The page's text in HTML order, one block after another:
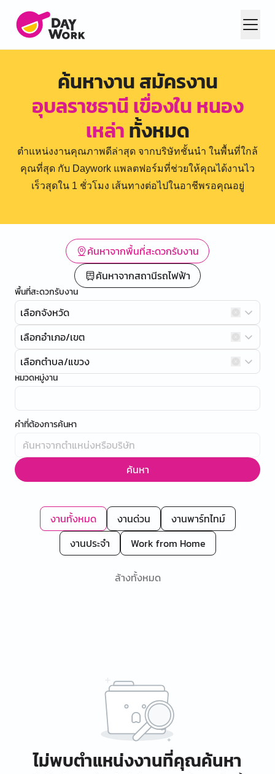
ค้นหางาน สมัครงาน
อุบลราชธานี เขื่องใน หนอง
เหล่าทั้งหมด
ตำแหน่งงานคุณภาพดีล่าสุด จากบริษัทชั้นนำ ในพื้นที่ใกล้
คุณที่สุด กับ Daywork แพลตฟอร์มที่ช่วยให้คุณได้งานไว
เร็วสุดใน 1 ชั่วโมง เส้นทางต่อไปในอาชีพรอคุณอยู่
ค้นหาจากพื้นที่สะดวกรับงาน
ค้นหาจากสถานีรถไฟฟ้า
พื้นที่สะดวกรับงาน
เลือกจังหวัด
เลือกอำเภอ/เขต
เลือกตำบล/แขวง
หมวดหมู่งาน
คำที่ต้องการค้นหา
ค้นหา
งานทั้งหมด งานด่วน
งานพาร์ทไทม์
งานประจำ
Work from Home
ล้างทั้งหมด
ไม่พบตำแหน่งงานที่คุณค้นหา